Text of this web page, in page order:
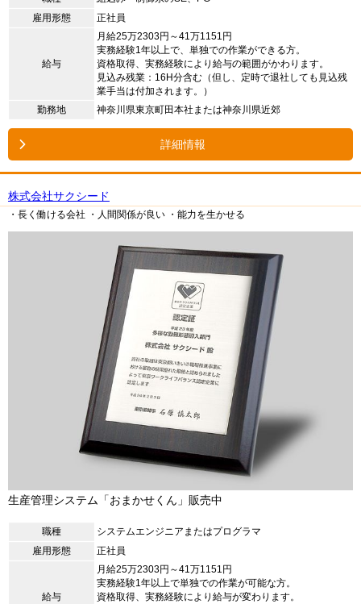
雇用形態
正社員
給与
月給25万2303円～41万1151円
実務経験1年以上で、単独での作業ができる方。
資格取得、実務経験により給与の範囲がかわります。
見込み残業：16H分含む（但し、定時で退社しても見込残
業手当は付加されます。）
勤務地
神奈川県東京町田本社または神奈川県近郊
詳細情報
株式会社サクシード
・長く働ける会社 ・人間関係が良い ・能力を生かせる
生産管理システム「おまかせくん」販売中
職種
システムエンジニアまたはプログラマ
雇用形態
正社員
給与
月給25万2303円～41万1151円
実務経験1年以上で単独での作業が可能な方。
資格取得、実務経験により給与が変わります。